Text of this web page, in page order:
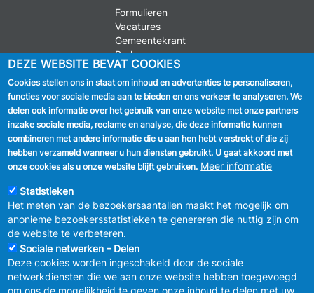
Formulieren
Vacatures
Gemeentekrant
Parkeren
VOLG ONS
Facebook
Linkedin
Instagram
MENU
FOOTER
Vertrouwelijkheid
Verbeteringsplan
DEZE WEBSITE BEVAT COOKIES
Cookies stellen ons in staat om inhoud en advertenties te personaliseren,
functies voor sociale media aan te bieden en ons verkeer te analyseren. We
delen ook informatie over het gebruik van onze website met onze partners
inzake sociale media, reclame en analyse, die deze informatie kunnen
combineren met andere informatie die u aan hen hebt verstrekt of die zij
hebben verzameld wanneer u hun diensten gebruikt. U gaat akkoord met
onze cookies als u onze website blijft gebruiken. Meer informatie
Statistieken
Het meten van de bezoekersaantallen maakt het mogelijk om
anonieme bezoekersstatistieken te genereren die nuttig zijn om
de website te verbeteren.
Sociale netwerken - Delen
Deze cookies worden ingeschakeld door de sociale
netwerkdiensten die we aan onze website hebben toegevoegd
om ons de mogelijkheid te geven onze inhoud te delen met uw